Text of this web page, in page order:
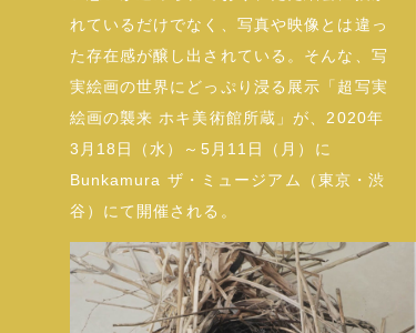
れているだけでなく、写真や映像とは違っ
た存在感が醸し出されている。そんな、写
実絵画の世界にどっぷり浸る展示「超写実
絵画の襲来 ホキ美術館所蔵」が、2020年
3月18日（水）～5月11日（月）に
Bunkamura ザ・ミュージアム（東京・渋
谷）にて開催される。